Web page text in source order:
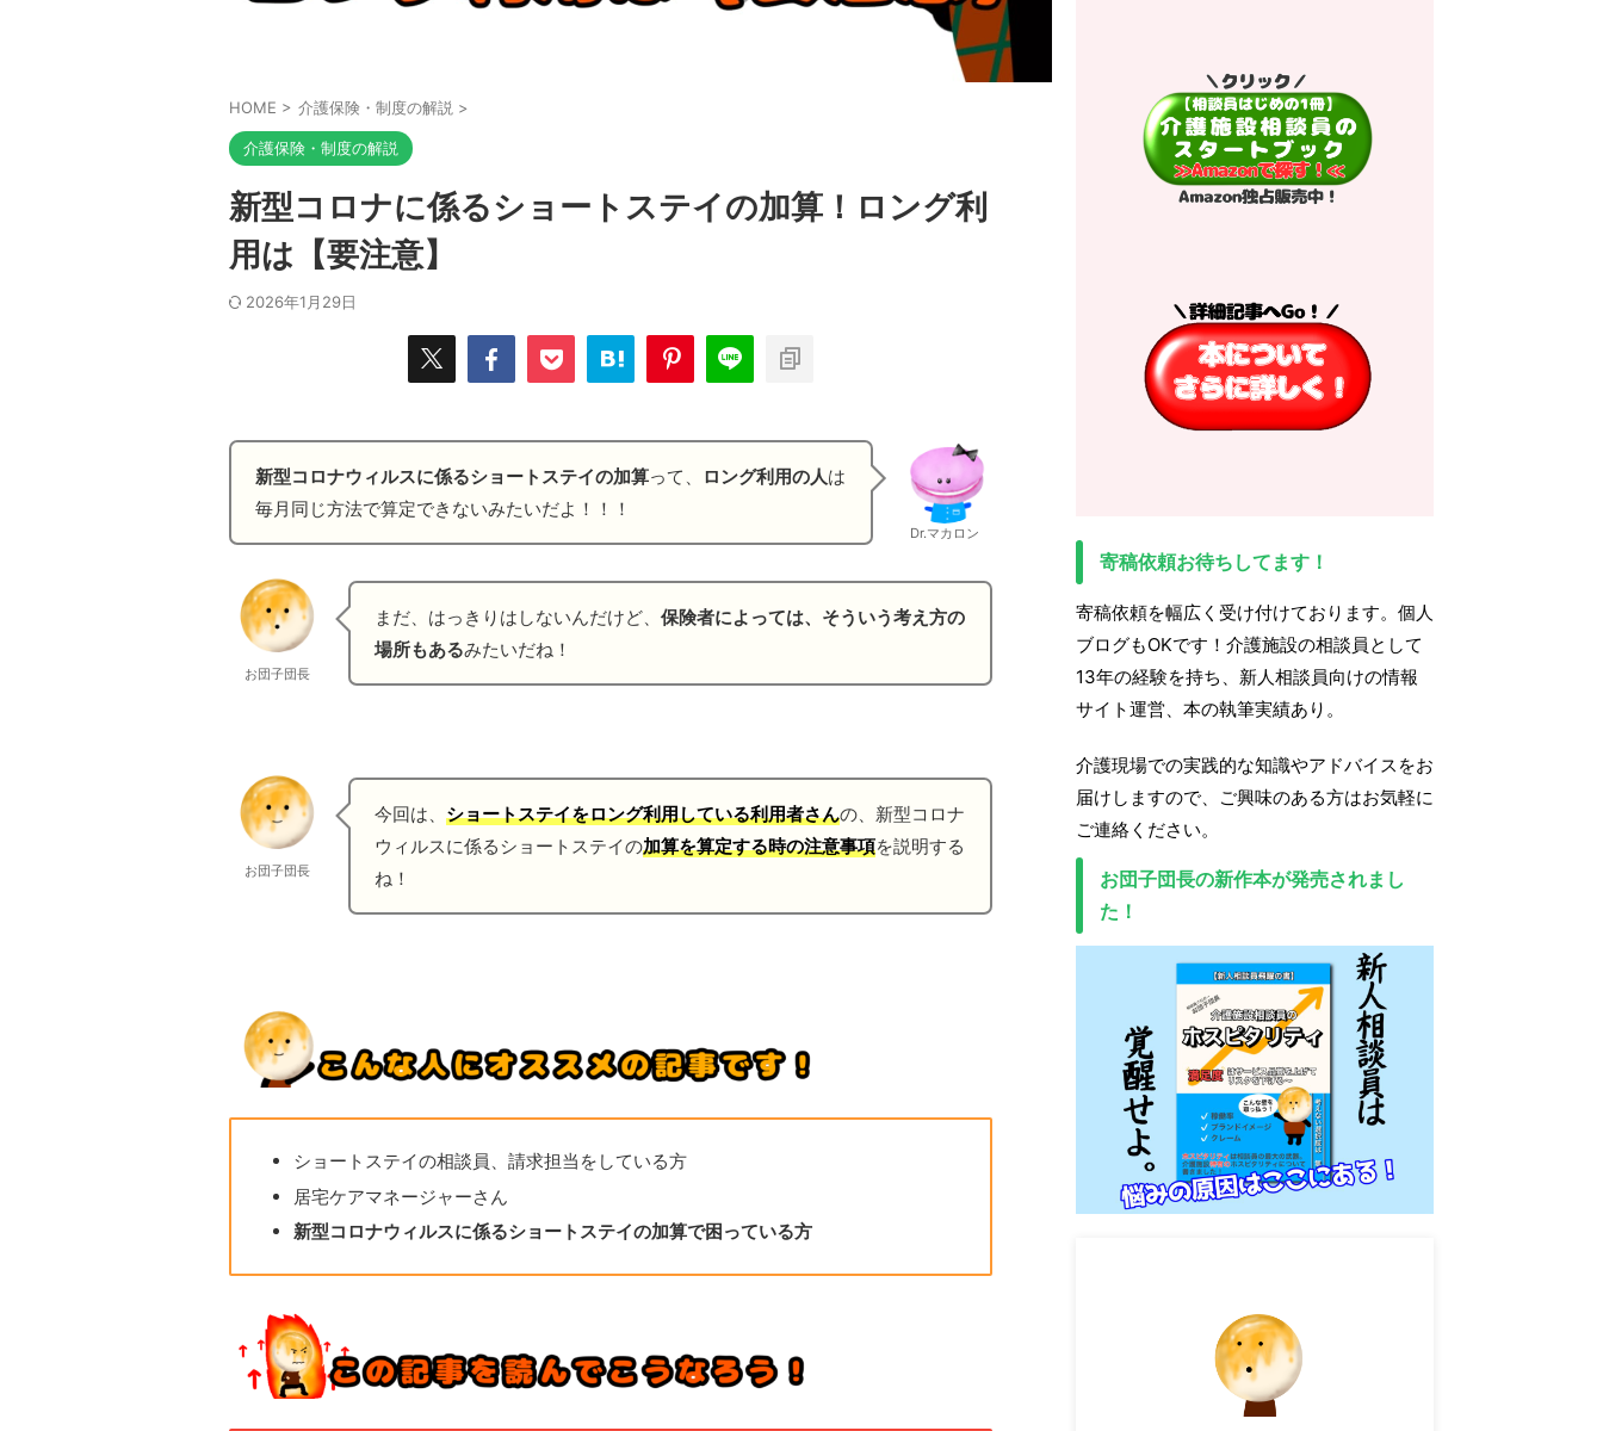
HOME > 介護保険・制度の解説 >
介護保険・制度の解説
新型コロナに係るショートステイの加算！ロング利
用は【要注意】
2026年1月29日
新型コロナウィルスに係るショートステイの加算って、 ロング利用の人は
毎月同じ方法で算定できないみたいだよ！！！
Dr.マカロン
お団子団長
まだ、はっきりはしないんだけど、 保険者によっては、そういう考え方の
場所もあるみたいだね！
お団子団長
今回は、 ショートステイをロング利用している利用者さんの、新型コロナ
ウィルスに係るショートステイの加算を算定する時の注意事項を説明する
ね！
ショートステイの相談員、請求担当をしている方
居宅ケアマネージャーさん
新型コロナウィルスに係るショートステイの加算で困っている方
寄稿依頼お待ちしてます！
寄稿依頼を幅広く受け付けております。個人
ブログもOKです！介護施設の相談員として
13年の経験を持ち、新人相談員向けの情報
サイト運営、本の執筆実績あり。
介護現場での実践的な知識やアドバイスをお
届けしますので、ご興味のある方はお気軽に
ご連絡ください。
お団子団長の新作本が発売されまし
た！